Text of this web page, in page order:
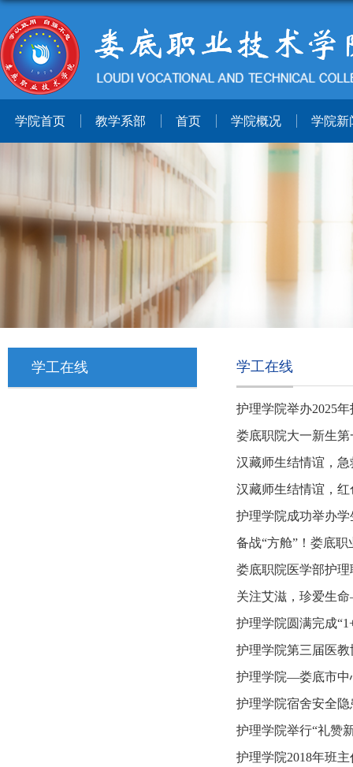
学院首页 教学系部 首页 学院概况 学院新
学工在线 学工在线
护理学院举办2025
娄底职院大一新生
汉藏师生结情谊，
汉藏师生结情谊，
护理学院成功举办
备战“方舱”！娄底
娄底职院医学部护
关注艾滋，珍爱生
护理学院圆满完成
护理学院第三届医
护理学院—娄底市中
护理学院宿舍安全
护理学院举行“礼赞
护理学院2018年班